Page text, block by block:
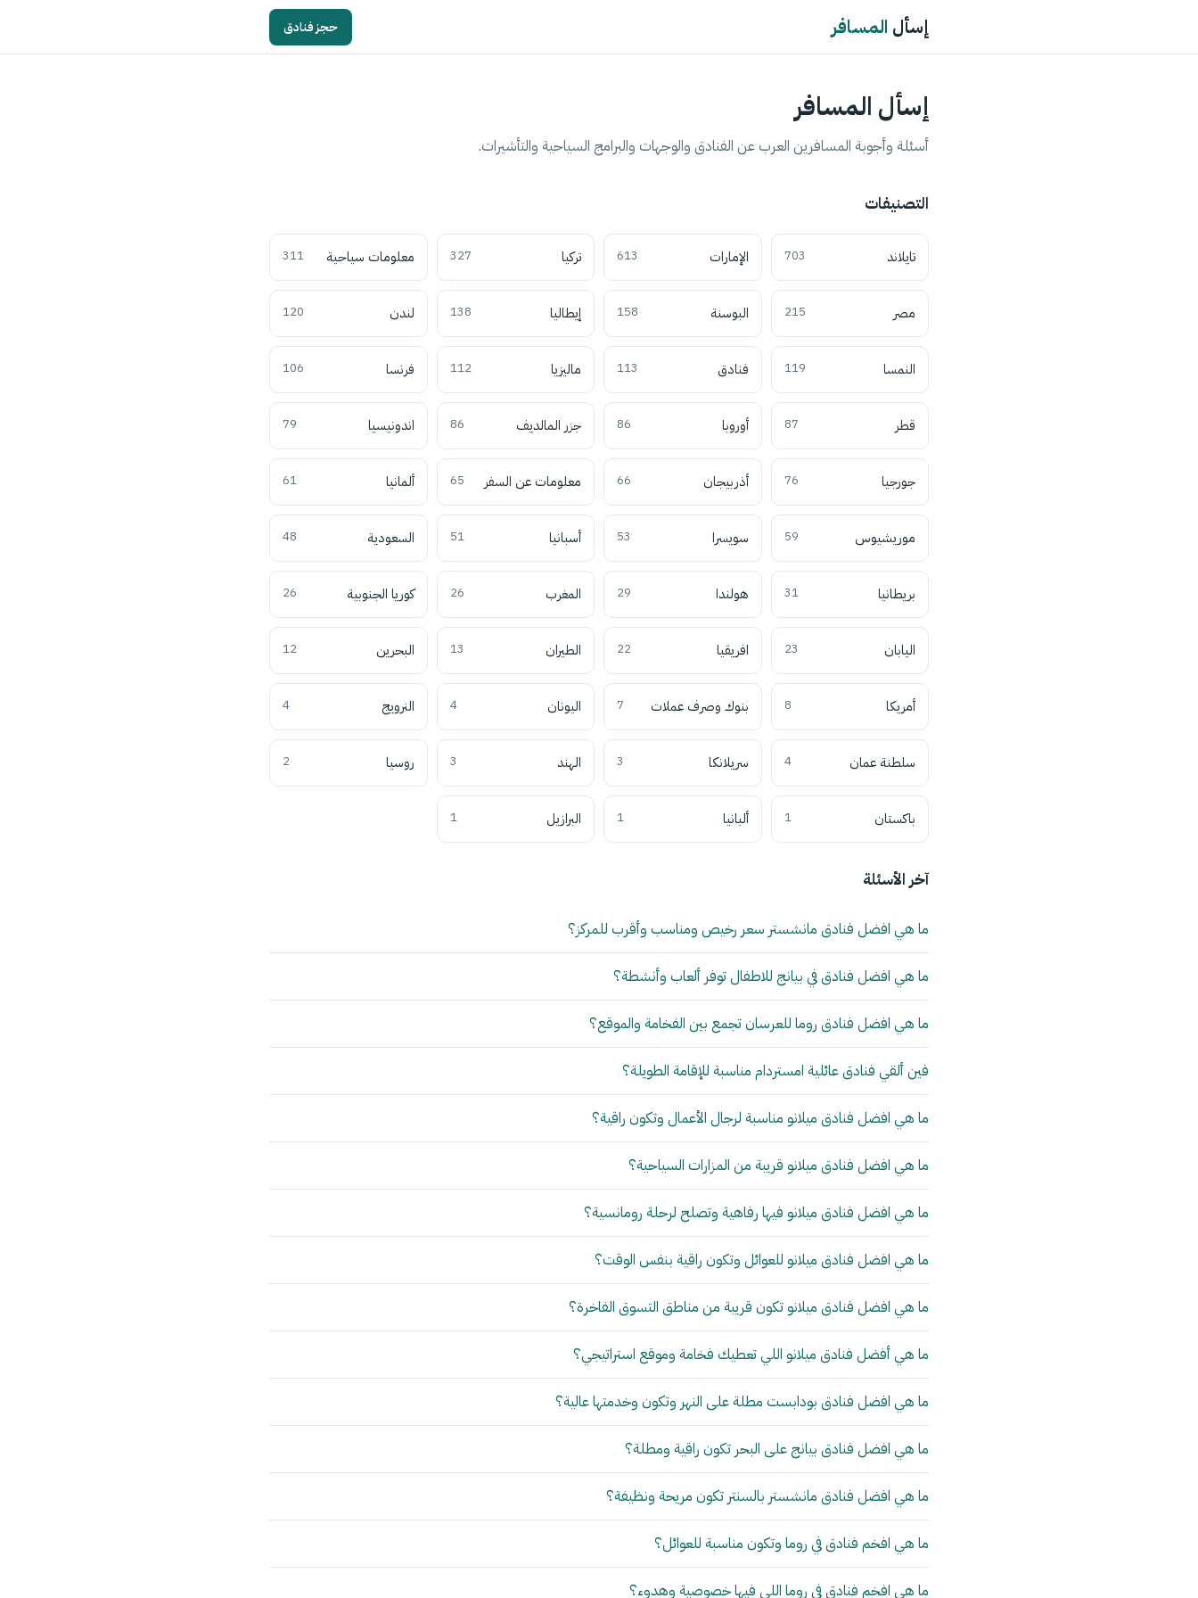
إسأل المسافر حجز فنادق
إسأل المسافر
أسئلة وأجوبة المسافرين العرب عن الفنادق والوجهات والبرامج السياحية والتأشيرات.
التصنيفات
تايلاند 703 الإمارات 613 تركيا 327 معلومات سياحية 311
مصر 215 البوسنة 158 إيطاليا 138 لندن 120
النمسا 119 فنادق 113 ماليزيا 112 فرنسا 106
قطر 87 أوروبا 86 جزر المالديف 86 اندونيسيا 79
جورجيا 76 أذربيجان 66 معلومات عن السفر 65 ألمانيا 61
موريشيوس 59 سويسرا 53 أسبانيا 51 السعودية 48
بريطانيا 31 هولندا 29 المغرب 26 كوريا الجنوبية 26
اليابان 23 افريقيا 22 الطيران 13 البحرين 12
أمريكا 8 بنوك وصرف عملات 7 اليونان 4 النرويج 4
سلطنة عمان 4 سريلانكا 3 الهند 3 روسيا 2
باكستان 1 ألبانيا 1 البرازيل 1
آخر الأسئلة
ما هي افضل فنادق مانشستر سعر رخيص ومناسب وأقرب للمركز؟
ما هي افضل فنادق في بيانج للاطفال توفر ألعاب وأنشطة؟
ما هي افضل فنادق روما للعرسان تجمع بين الفخامة والموقع؟
فين ألقي فنادق عائلية امستردام مناسبة للإقامة الطويلة؟
ما هي افضل فنادق ميلانو مناسبة لرجال الأعمال وتكون راقية؟
ما هي افضل فنادق ميلانو قريبة من المزارات السياحية؟
ما هي افضل فنادق ميلانو فيها رفاهية وتصلح لرحلة رومانسية؟
ما هي افضل فنادق ميلانو للعوائل وتكون راقية بنفس الوقت؟
ما هي افضل فنادق ميلانو تكون قريبة من مناطق التسوق الفاخرة؟
ما هي أفضل فنادق ميلانو اللي تعطيك فخامة وموقع استراتيجي؟
ما هي افضل فنادق بودابست مطلة على النهر وتكون وخدمتها عالية؟
ما هي افضل فنادق بيانج على البحر تكون راقية ومطلة؟
ما هي افضل فنادق مانشستر بالسنتر تكون مريحة ونظيفة؟
ما هي افخم فنادق في روما وتكون مناسبة للعوائل؟
ما هي افخم فنادق في روما اللي فيها خصوصية وهدوء؟